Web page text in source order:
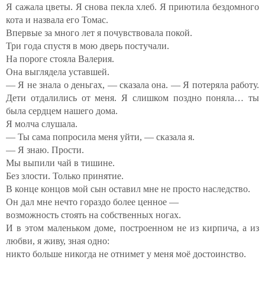
Я сажала цветы. Я снова пекла хлеб. Я приютила бездомного
кота и назвала его Томас.
Впервые за много лет я почувствовала покой.
Три года спустя в мою дверь постучали.
На пороге стояла Валерия.
Она выглядела уставшей.
— Я не знала о деньгах, — сказала она. — Я потеряла работу.
Дети отдалились от меня. Я слишком поздно поняла… ты
была сердцем нашего дома.
Я молча слушала.
— Ты сама попросила меня уйти, — сказала я.
— Я знаю. Прости.
Мы выпили чай в тишине.
Без злости. Только принятие.
В конце концов мой сын оставил мне не просто наследство.
Он дал мне нечто гораздо более ценное —
возможность стоять на собственных ногах.
И в этом маленьком доме, построенном не из кирпича, а из
любви, я живу, зная одно:
никто больше никогда не отнимет у меня моё достоинство.